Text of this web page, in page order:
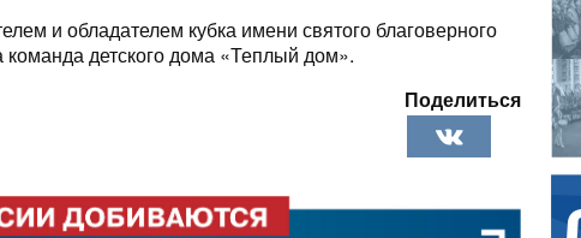
и обладателем кубка имени святого благоверного
команда детского дома «Теплый дом».
Поделиться